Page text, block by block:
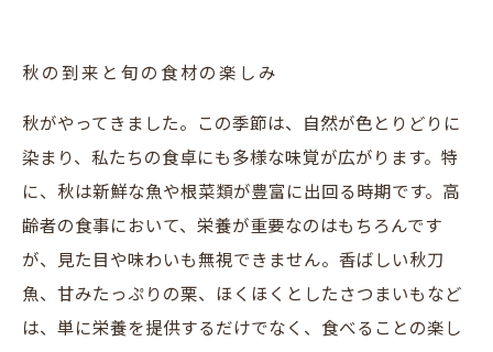
秋の到来と旬の食材の楽しみ
秋がやってきました。この季節は、自然が色とりどりに
染まり、私たちの食卓にも多様な味覚が広がります。特
に、秋は新鮮な魚や根菜類が豊富に出回る時期です。高
齢者の食事において、栄養が重要なのはもちろんです
が、見た目や味わいも無視できません。香ばしい秋刀
魚、甘みたっぷりの栗、ほくほくとしたさつまいもなど
は、単に栄養を提供するだけでなく、食べることの楽し